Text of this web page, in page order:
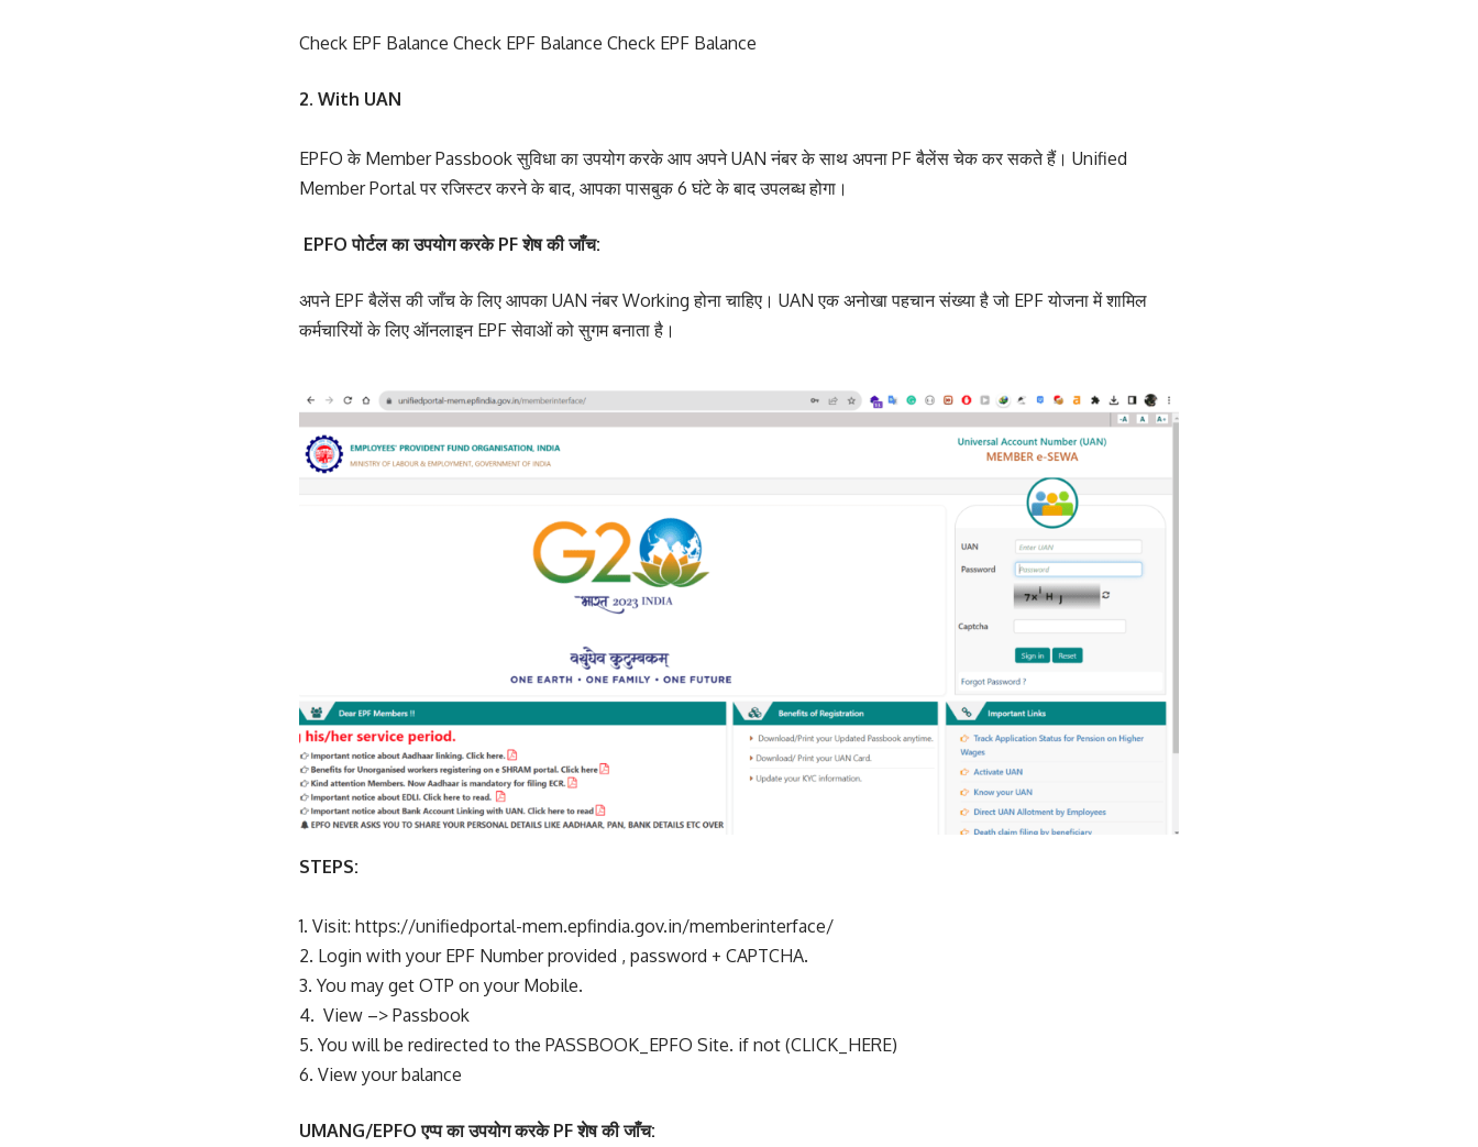
Check EPF Balance Check EPF Balance Check EPF Balance
2. With UAN
EPFO के Member Passbook सुविधा का उपयोग करके आप अपने UAN नंबर के साथ अपना PF बैलेंस चेक कर सकते हैं। Unified
Member Portal पर रजिस्टर करने के बाद, आपका पासबुक 6 घंटे के बाद उपलब्ध होगा।
EPFO पोर्टल का उपयोग करके PF शेष की जाँच:
अपने EPF बैलेंस की जाँच के लिए आपका UAN नंबर Working होना चाहिए। UAN एक अनोखा पहचान संख्या है जो EPF योजना में शामिल
कर्मचारियों के लिए ऑनलाइन EPF सेवाओं को सुगम बनाता है।
STEPS:
1. Visit: https://unifiedportal-mem.epfindia.gov.in/memberinterface/
2. Login with your EPF Number provided , password + CAPTCHA.
3. You may get OTP on your Mobile.
4. View –> Passbook
5. You will be redirected to the PASSBOOK_EPFO Site. if not (CLICK_HERE)
6. View your balance
UMANG/EPFO एप्प का उपयोग करके PF शेष की जाँच: